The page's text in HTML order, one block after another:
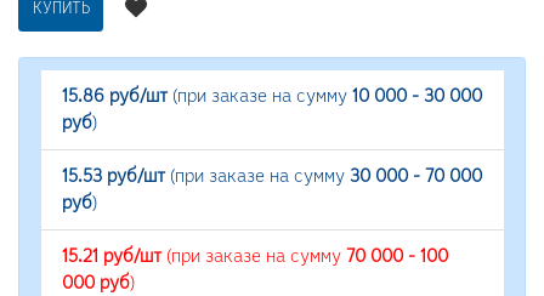
КУПИТЬ
15.86 руб/шт(при заказе на сумму 10 000 - 30 000
руб)
15.53 руб/шт(при заказе на сумму 30 000 - 70 000
руб)
15.21 руб/шт(при заказе на сумму 70 000 - 100
000 руб)